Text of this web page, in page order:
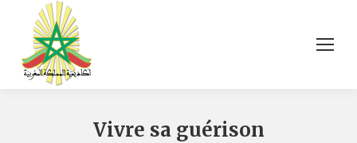
Vivre sa guérison